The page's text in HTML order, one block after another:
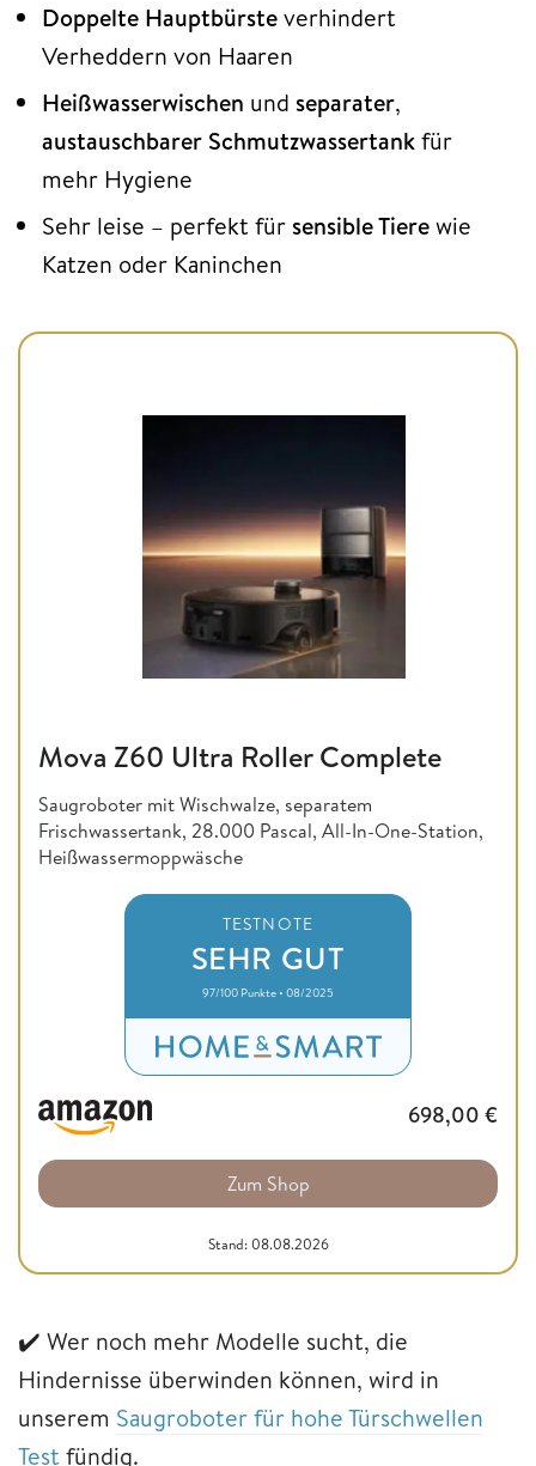
Doppelte Hauptbürsteverhindert
Verheddern von Haaren
Heißwasserwischen und separater,
austauschbarer Schmutzwassertankfür
mehr Hygiene
Sehr leise – perfekt für sensible Tierewie
Katzen oder Kaninchen
Mova Z60 Ultra Roller Complete
Saugroboter mit Wischwalze, separatem
Frischwassertank, 28.000 Pascal, All-In-One-Station,
Heißwassermoppwäsche
TESTNOTE
SEHR GUT
97/100 Punkte • 08/2025
698,00 €
Zum Shop
Stand: 08.08.2026
✔️ Wer noch mehr Modelle sucht, die
Hindernisse überwinden können, wird in
unserem Saugroboter für hohe Türschwellen
Test fündig.